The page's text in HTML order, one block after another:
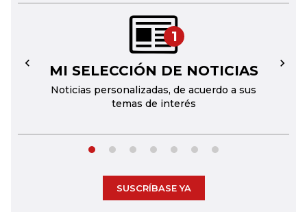
1
MI SELECCIÓN DE NOTICIAS
Noticias personalizadas, de acuerdo a sus
temas de interés
← →
SUSCRÍBASE YA